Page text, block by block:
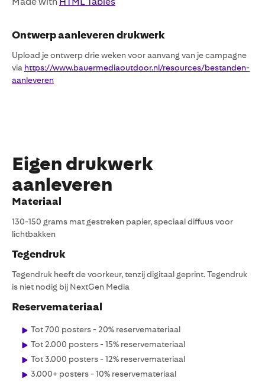
Ontwerp aanleveren drukwerk
Upload je ontwerp drie weken voor aanvang van je campagne
via https://www.bauermediaoutdoor.nl/resources/bestanden-
aanleveren
Eigen drukwerk
aanleveren
Materiaal
130-150 grams mat gestreken papier, speciaal diffuus voor
lichtbakken
Tegendruk
Tegendruk heeft de voorkeur, tenzij digitaal geprint. Tegendruk
is niet nodig bij NextGen Media
Reservemateriaal
Tot 700 posters - 20% reservemateriaal
Tot 2.000 posters - 15% reservemateriaal
Tot 3.000 posters - 12% reservemateriaal
3.000+ posters - 10% reservemateriaal